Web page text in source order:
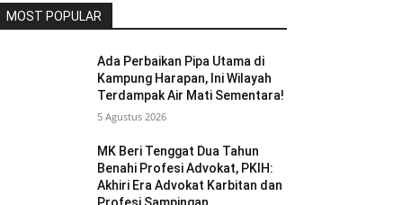
MOST POPULAR
Ada Perbaikan Pipa Utama di
Kampung Harapan, Ini Wilayah
Terdampak Air Mati Sementara!
5 Agustus 2026
MK Beri Tenggat Dua Tahun
Benahi Profesi Advokat, PKIH:
Akhiri Era Advokat Karbitan dan